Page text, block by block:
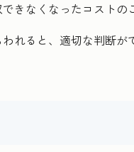
きなくなったコストの
れると、適切な判断